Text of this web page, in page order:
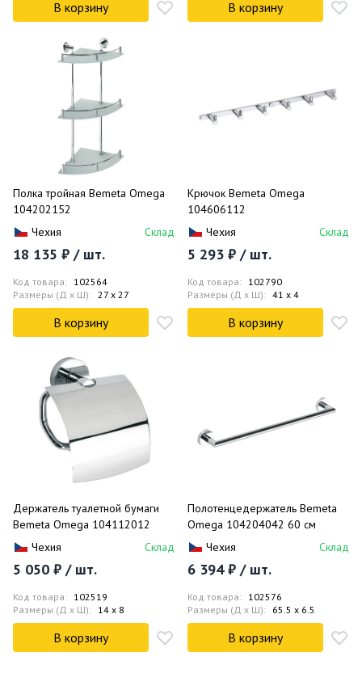
В корзину В корзину
Полка тройная Bemeta Omega
104202152
Чехия
Склад
18 135 ₽ / шт.
Код товара: 102564
Размеры (Д x Ш): 27 x 27
В корзину
Крючок Bemeta Omega
104606112
Чехия
Склад
5 293 ₽ / шт.
Код товара: 102790
Размеры (Д x Ш): 41 x 4
В корзину
Держатель туалетной бумаги
Bemeta Omega 104112012
Чехия
Склад
5 050 ₽ / шт.
Код товара: 102519
Размеры (Д x Ш): 14 x 8
В корзину
Полотенцедержатель Bemeta
Omega 104204042 60 см
Чехия
Склад
6 394 ₽ / шт.
Код товара: 102576
Размеры (Д x Ш): 65.5 x 6.5
В корзину